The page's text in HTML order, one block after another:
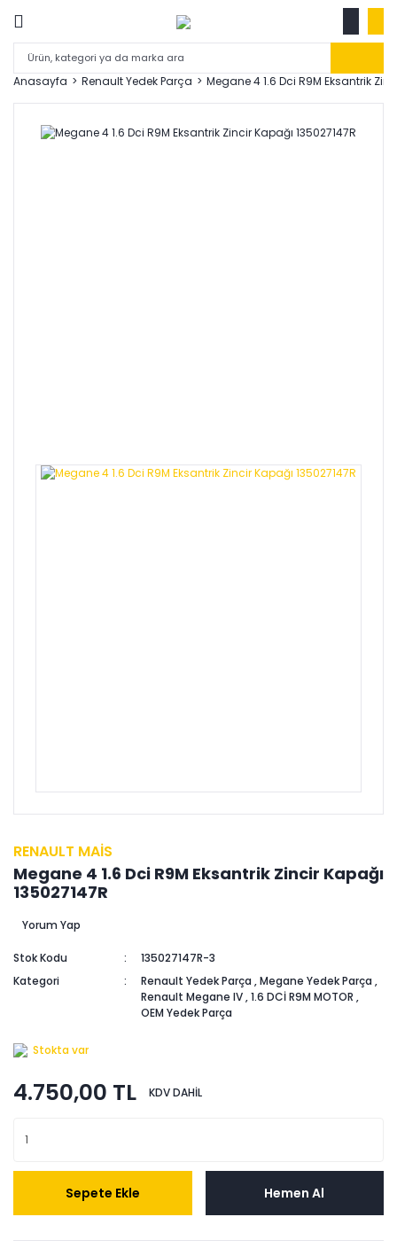
Anasayfa Renault Yedek Parça Megane 4 1.6 Dci R9M Eksantrik
RENAULT MAİS
Megane 4 1.6 Dci R9M Eksantrik Zincir Kapağı
135027147R
Yorum Yap
Stok Kodu
135027147R-3
Kategori
Renault Yedek Parça ,Megane Yedek Parça ,
Renault Megane IV,1.6 DCİ R9M MOTOR ,
OEM Yedek Parça
Stokta var
4.750,00 TL KDV DAHİL
Sepete Ekle Hemen Al